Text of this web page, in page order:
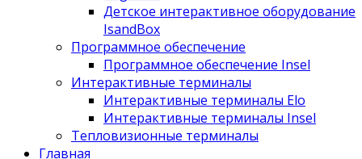
Детское интерактивное оборудование
IsandBox
Программное обеспечение
Программное обеспечение Insel
Интерактивные терминалы
Интерактивные терминалы Elo
Интерактивные терминалы Insel
Тепловизионные терминалы
Главная